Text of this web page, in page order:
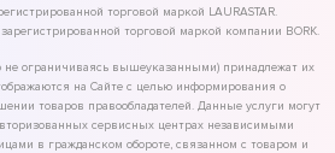
торговой маркой LAURASTAR.
торговой маркой компании BORK.
ограничиваясь вышеуказанными) принадлежат их
на Сайте с целью информирования о
товаров правообладателей. Данные услуги могут
сервисных центрах независимыми
в гражданском обороте, связанном с товаром и